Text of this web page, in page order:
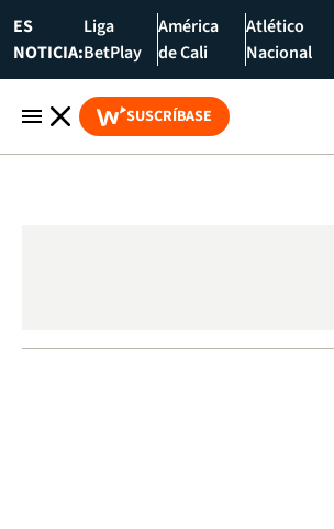
ES
NOTICIA:
Liga
BetPlay
América
de Cali
Atlético
Nacional
SUSCRÍBASE